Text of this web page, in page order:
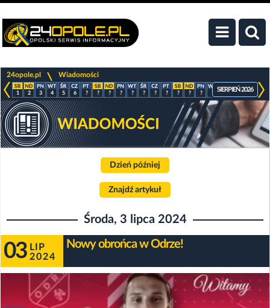
24opole.pl Wiadomości
1 2 3 4 5 6 ? ? ? ? ? ? ? ? ? ? ? ? ? ? ?
SIERPIEŃ 2026
Dzień później
Znajdź artykuł
Środa, 3 lipca 2024
03 LIP
2024
Nowy obrońca w Odrze!